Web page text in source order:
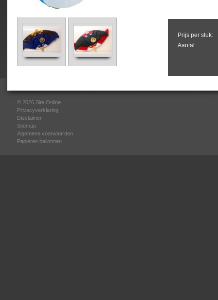
Prijs per stuk:
Aantal:
© 2026 Site Online
Privacyverklaring
Disclaimer
Sitemap
Algemene voorwaarden
Papieren ballonnen